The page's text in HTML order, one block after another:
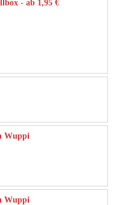
- ab 1,95 €
Wuppi
Wuppi